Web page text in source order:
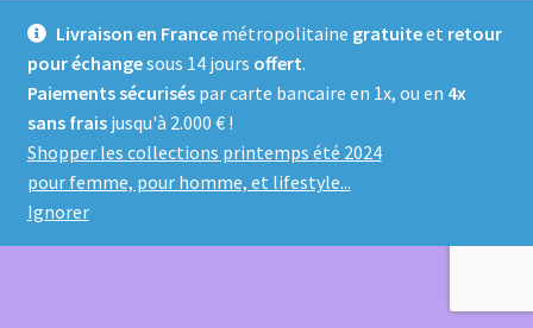
Livraison en France métropolitaine gratuiteet retour
pour échangesous 14 jours offert.
Paiements sécuriséspar carte bancaire en 1x, ou en 4x
sans fraisjusqu'à 2.000 € !
Shopper les collections printemps été 2024
pour femme, pour homme, et lifestyle...
Ignorer